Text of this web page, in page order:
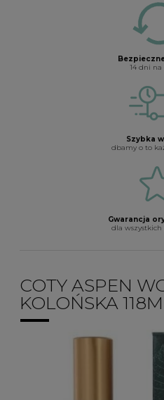
14 dni
Szybka
dbamy o to
Gwarancja
dla
COTY ASPEN
KOLOŃSKA